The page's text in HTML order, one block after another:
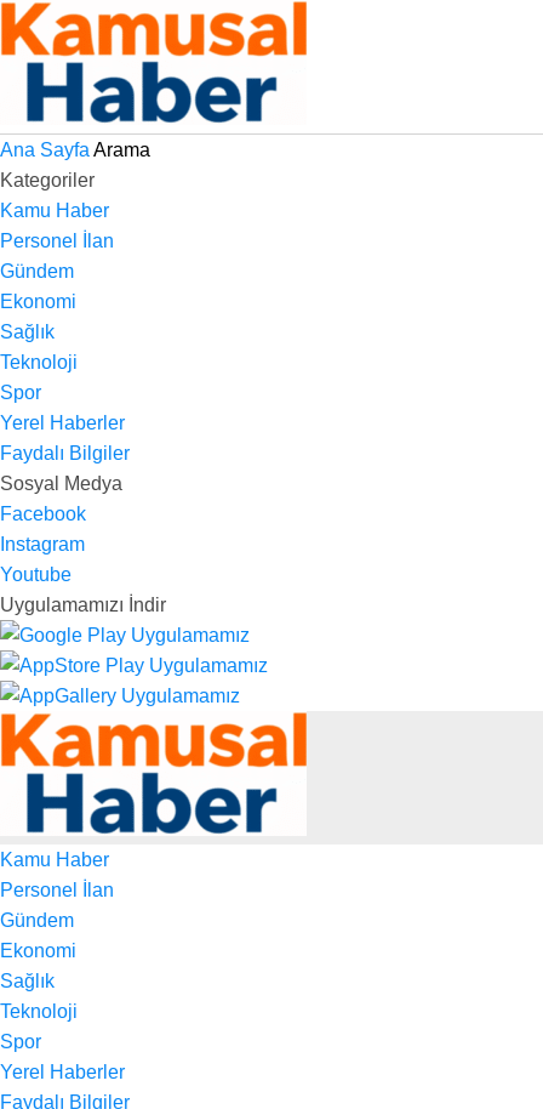
Ana Sayfa Arama
Kategoriler
Kamu Haber
Personel İlan
Gündem
Ekonomi
Sağlık
Teknoloji
Spor
Yerel Haberler
Faydalı Bilgiler
Sosyal Medya
Facebook
Instagram
Youtube
Uygulamamızı İndir
Kamu Haber
Personel İlan
Gündem
Ekonomi
Sağlık
Teknoloji
Spor
Yerel Haberler
Faydalı Bilgiler